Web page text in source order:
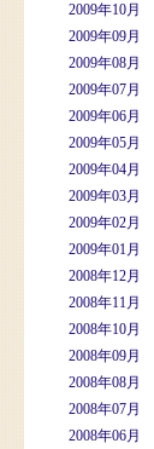
2009年10月
2009年09月
2009年08月
2009年07月
2009年06月
2009年05月
2009年04月
2009年03月
2009年02月
2009年01月
2008年12月
2008年11月
2008年10月
2008年09月
2008年08月
2008年07月
2008年06月